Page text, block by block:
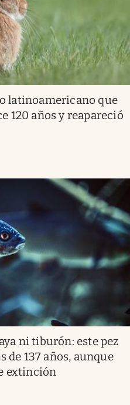
latinoamericano que
120 años y reapareció
ni tiburón: este pez
de 137 años, aunque
extinción